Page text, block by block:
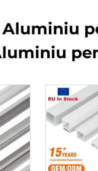
Aluminiu